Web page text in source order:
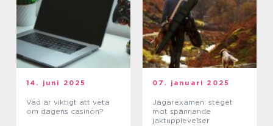
14. juni 2025
Vad är viktigt att veta
om dagens casinon?
07. januari 2025
Jägarexamen: steget
mot spännande
jaktupplevelser